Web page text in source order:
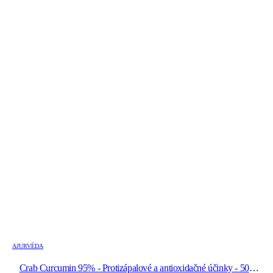
AJURVÉDA
Crab Curcumin 95% - Protizápalové a antioxidačné účinky - 500